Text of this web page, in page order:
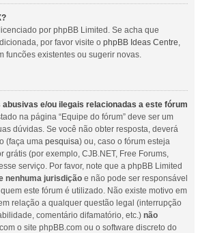
por phpBB Limited. Se acha que
por favor visite o phpBB Ideas Centre,
funcões existentes ou sugerir novas.
e/ou ilegais relacionadas a este fórum
na página “Equipe do fórum” deve ser um
dúvidas. Se você não obter resposta, deverá
(faça uma pesquisa) ou, caso o fórum esteja
grátis (por exemplo, CJB.NET, Free Forums,
serviço. Por favor, note que a phpBB Limited
nenhuma jurisdição e não pode ser responsável
este fórum é utilizado. Não existe motivo em
relação a qualquer questão legal (interrupção
comentário difamatório, etc.) não
com o site phpBB.com ou o software discreto do